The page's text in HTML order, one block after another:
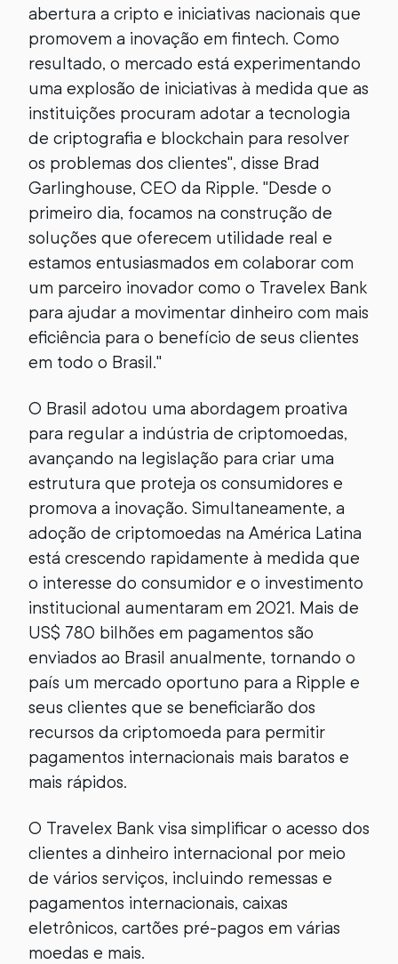
abertura a cripto e iniciativas nacionais que
promovem a inovação em fintech. Como
resultado, o mercado está experimentando
uma explosão de iniciativas à medida que as
instituições procuram adotar a tecnologia
de criptografia e blockchain para resolver
os problemas dos clientes", disse Brad
Garlinghouse, CEO da Ripple. "Desde o
primeiro dia, focamos na construção de
soluções que oferecem utilidade real e
estamos entusiasmados em colaborar com
um parceiro inovador como o Travelex Bank
para ajudar a movimentar dinheiro com mais
eficiência para o benefício de seus clientes
em todo o Brasil."
O Brasil adotou uma abordagem proativa
para regular a indústria de criptomoedas,
avançando na legislação para criar uma
estrutura que proteja os consumidores e
promova a inovação. Simultaneamente, a
adoção de criptomoedas na América Latina
está crescendo rapidamente à medida que
o interesse do consumidor e o investimento
institucional aumentaram em 2021. Mais de
US$ 780 bilhões em pagamentos são
enviados ao Brasil anualmente, tornando o
país um mercado oportuno para a Ripple e
seus clientes que se beneficiarão dos
recursos da criptomoeda para permitir
pagamentos internacionais mais baratos e
mais rápidos.
O Travelex Bank visa simplificar o acesso dos
clientes a dinheiro internacional por meio
de vários serviços, incluindo remessas e
pagamentos internacionais, caixas
eletrônicos, cartões pré-pagos em várias
moedas e mais.